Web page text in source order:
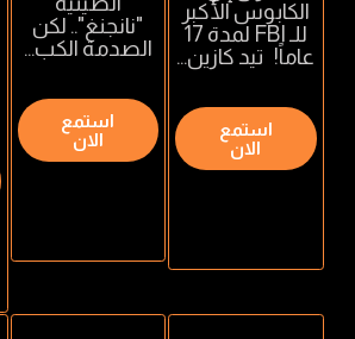
الكابوس الأكبر
للـ FBI لمدة 17
عاماً! تيد كازين...
استمع
الان
"نانجنغ".. لكن
الصدمة الكب...
استمع
الان